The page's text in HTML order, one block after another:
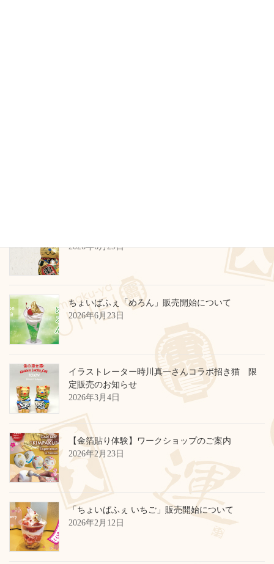
2026年6月29日
ちょいぱふぇ「めろん」販売開始について
2026年6月23日
イラストレーター時川真一さんコラボ招き猫 限
定販売のお知らせ
2026年3月4日
【金箔貼り体験】ワークショップのご案内
2026年2月23日
「ちょいぱふぇ いちご」販売開始について
2026年2月12日